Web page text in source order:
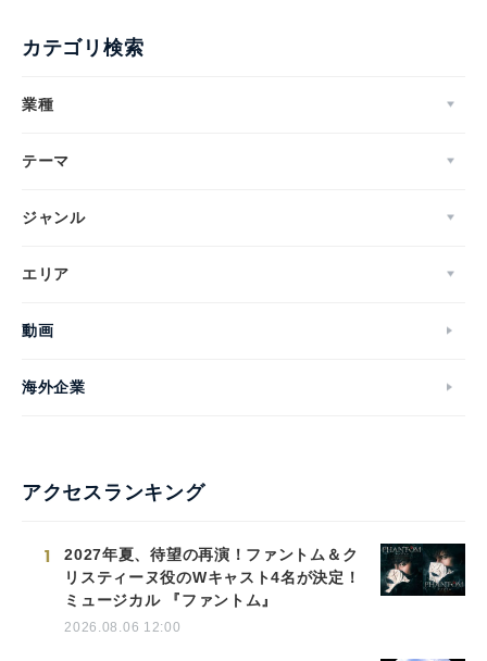
カテゴリ検索
業種
テーマ
ジャンル
エリア
動画
海外企業
アクセスランキング
1
2027年夏、待望の再演！ファントム＆ク
リスティーヌ役のWキャスト4名が決定！
ミュージカル 『ファントム』
2026.08.06 12:00